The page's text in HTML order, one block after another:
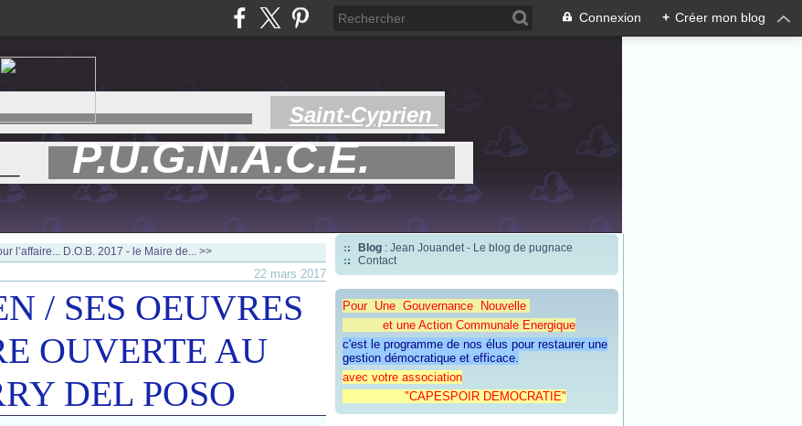
Connexion + Créer mon blog
Saint-Cyprien
P.U.G.N.A.C.E.
l’affaire... D.O.B. 2017 - le Maire de... >>
22 mars 2017
/ SES OEUVRES
OUVERTE AU
DEL POSO
Blog : Jean Jouandet - Le blog de pugnace
Contact
Pour Une Gouvernance Nouvelle
et une Action Communale Energique
c'est le programme de nos élus pour restaurer une
gestion démocratique et efficace.
avec votre association
"CAPESPOIR DEMOCRATIE"